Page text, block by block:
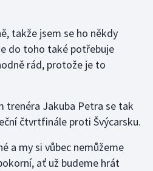
takže jsem se ho někdy
do toho také potřebuje
rád, protože je to
trenéra Jakuba Petra se tak
čtvrtfinále proti Švýcarsku.
a my si vůbec nemůžeme
ať už budeme hrát